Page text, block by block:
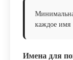
каждое имя
Имена для